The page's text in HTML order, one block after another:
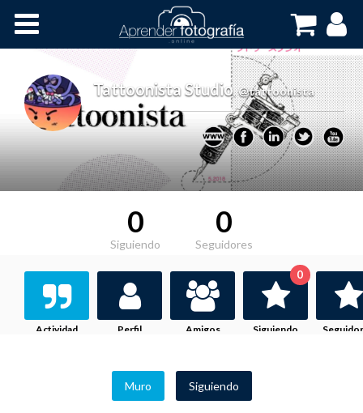
Cursos OnLine
Tattoonista Studio,@tattoonista
0
Siguiendo
0
Seguidores
Actividad Perfil Amigos Siguiendo
0
Muro Siguiendo